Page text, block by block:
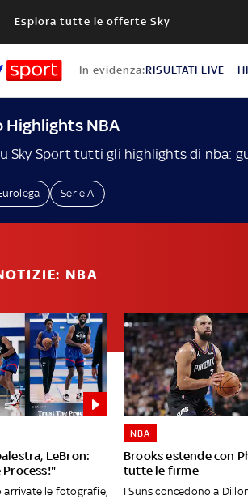
Esplora tutte le offerte Sky
In evidenza:RISULTATI LIVE
Highlights NBA
Sky Sport tutti gli highlights di nba:
Serie A
NBA
LeBron:
Process!"
arrivate le fotografie,
Brooks estende con
tutte le firme
NBA
I Suns concedono a